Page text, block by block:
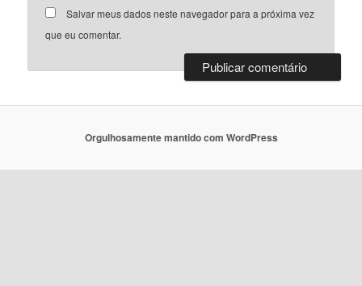
Salvar meus dados neste navegador para a próxima vez
que eu comentar.
Orgulhosamente mantido com WordPress